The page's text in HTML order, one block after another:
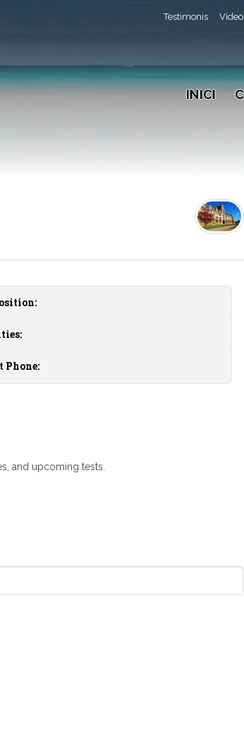
Testimonis
INICI
Phone:
and upcoming tests.